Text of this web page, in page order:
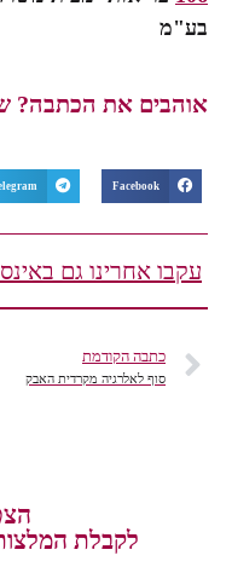
בע"מ
אוהבים את הכתבה?
Facebook
עקבו אחרינו גם
כתבה הקודמת
סוף לאלרגיה מקרדית האבק
לקבלת